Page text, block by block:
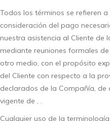
Todos los términos se refieren
consideración del pago
nuestra asistencia al Cliente de
mediante reuniones formales
otro medio, con el propósito
del Cliente con respecto a la
declarados de la Compañía, de
vigente de , .
Cualquier uso de la